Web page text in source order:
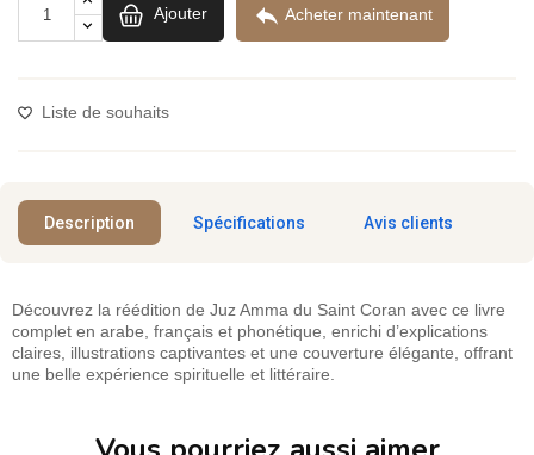
Ajouter  Acheter maintenant
Liste de souhaits
Description Spécifications Avis clients
Découvrez la réédition de Juz Amma du Saint Coran avec ce livre
complet en arabe, français et phonétique, enrichi d’explications
claires, illustrations captivantes et une couverture élégante, offrant
une belle expérience spirituelle et littéraire.